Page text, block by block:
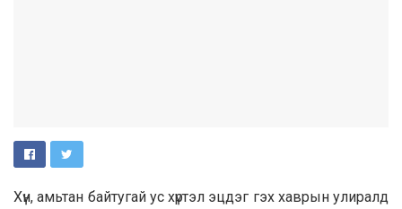
Хүн, амьтан байтугай ус хүртэл эцдэг гэх хаврын улиралд